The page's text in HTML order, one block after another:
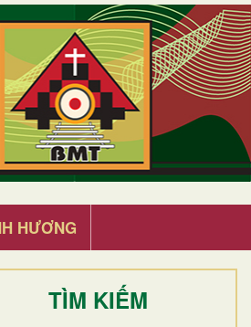
HƯƠNG
TÌM KIẾM